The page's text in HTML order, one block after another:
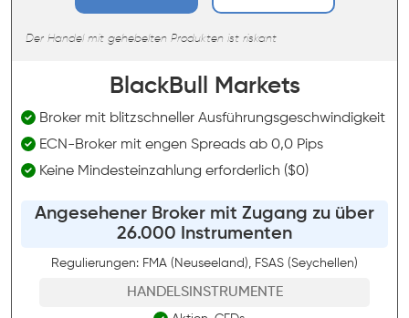
Der Handel mit gehebelten Produkten ist riskant
BlackBull Markets
Broker mit blitzschneller Ausführungsgeschwindigkeit
ECN-Broker mit engen Spreads ab 0,0 Pips
Keine Mindesteinzahlung erforderlich ($0)
Angesehener Broker mit Zugang zu über
26.000 Instrumenten
Regulierungen: FMA (Neuseeland), FSAS (Seychellen)
HANDELSINSTRUMENTE